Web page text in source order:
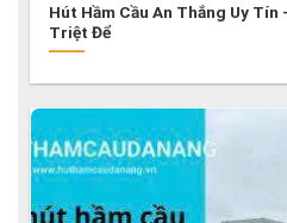
Hút Hầm Cầu An Thắng Uy
Triệt Để